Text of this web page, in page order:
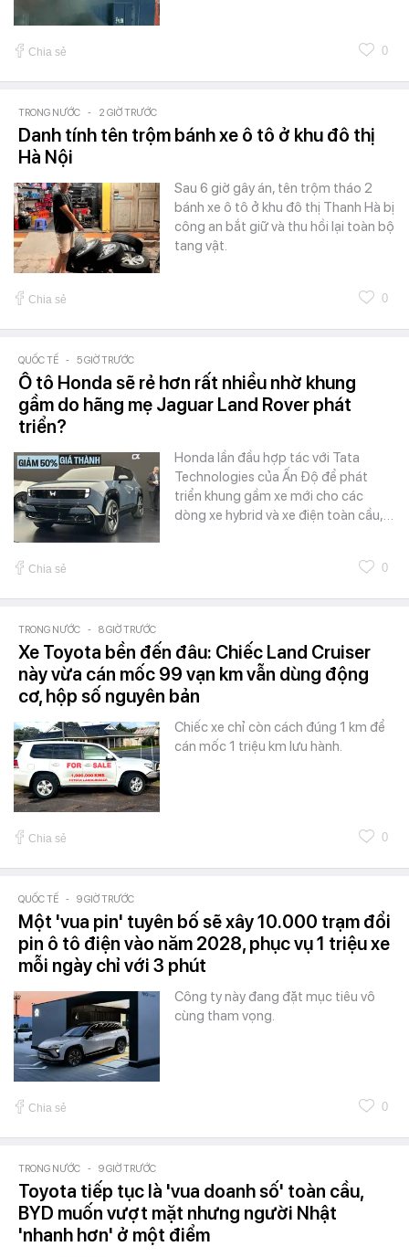
Chia sẻ 0
TRONG NƯỚC - 2 GIỜ TRƯỚC
Danh tính tên trộm bánh xe ô tô ở khu đô thị
Hà Nội
Sau 6 giờ gây án, tên trộm tháo 2
bánh xe ô tô ở khu đô thị Thanh Hà bị
công an bắt giữ và thu hồi lại toàn bộ
tang vật.
Chia sẻ 0
QUỐC TẾ - 5 GIỜ TRƯỚC
Ô tô Honda sẽ rẻ hơn rất nhiều nhờ khung
gầm do hãng mẹ Jaguar Land Rover phát
triển?
Honda lần đầu hợp tác với Tata
Technologies của Ấn Độ để phát
triển khung gầm xe mới cho các
dòng xe hybrid và xe điện toàn cầu,…
Chia sẻ 0
TRONG NƯỚC - 8 GIỜ TRƯỚC
Xe Toyota bền đến đâu: Chiếc Land Cruiser
này vừa cán mốc 99 vạn km vẫn dùng động
cơ, hộp số nguyên bản
Chiếc xe chỉ còn cách đúng 1 km để
cán mốc 1 triệu km lưu hành.
Chia sẻ 0
QUỐC TẾ - 9 GIỜ TRƯỚC
Một 'vua pin' tuyên bố sẽ xây 10.000 trạm đổi
pin ô tô điện vào năm 2028, phục vụ 1 triệu xe
mỗi ngày chỉ với 3 phút
Công ty này đang đặt mục tiêu vô
cùng tham vọng.
Chia sẻ 0
TRONG NƯỚC - 9 GIỜ TRƯỚC
Toyota tiếp tục là 'vua doanh số' toàn cầu,
BYD muốn vượt mặt nhưng người Nhật
'nhanh hơn' ở một điểm